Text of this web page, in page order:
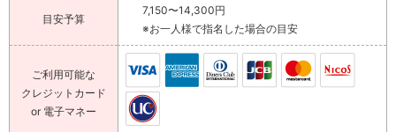
目安予算
7,150〜14,300円
※お一人様で指名した場合の目安
ご利用可能な
クレジットカード
or 電子マネー